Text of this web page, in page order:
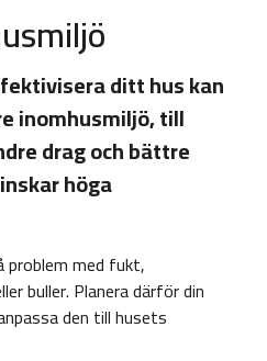
ditt hus kan
inomhusmiljö, till
drag och bättre
höga
problem med fukt,
buller. Planera därför din
den till husets